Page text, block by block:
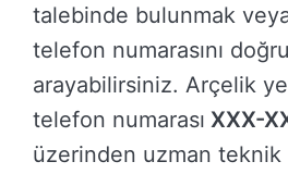
talebinde bulunmak
telefon numarasını
arayabilirsiniz. Arçelik
telefon numarası XXX-
üzerinden uzman